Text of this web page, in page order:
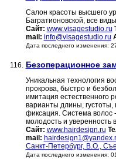
Салон красоты высшего
Багратионовской, все
Сайт: www.visagestudio.ru
mail: info@visagestudio.ru
Дата последнего изменения:
116. Безоперационное
Уникальная технология
прокрова, быстро и
имитация естественного
варианты длины,
фиксация. Система волос
молодость и уверенность
Сайт: www.hairdesign.ru
mail:
Санкт-Петербург, В.О.,
Дата последнего изменения: